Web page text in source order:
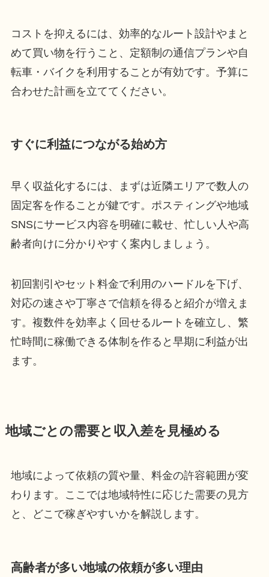
コストを抑えるには、効率的なルート設計やまと
めて買い物を行うこと、定額制の通信プランや自
転車・バイクを利用することが有効です。予算に
合わせた計画を立ててください。
すぐに利益につながる始め方
早く収益化するには、まずは近隣エリアで数人の
固定客を作ることが鍵です。ポスティングや地域
SNSにサービス内容を明確に載せ、忙しい人や高
齢者向けに分かりやすく案内しましょう。
初回割引やセット料金で利用のハードルを下げ、
対応の速さや丁寧さで信頼を得ると紹介が増えま
す。複数件を効率よく回せるルートを確立し、繁
忙時間に稼働できる体制を作ると早期に利益が出
ます。
地域ごとの需要と収入差を見極める
地域によって依頼の質や量、料金の許容範囲が変
わります。ここでは地域特性に応じた需要の見方
と、どこで稼ぎやすいかを解説します。
高齢者が多い地域の依頼が多い理由